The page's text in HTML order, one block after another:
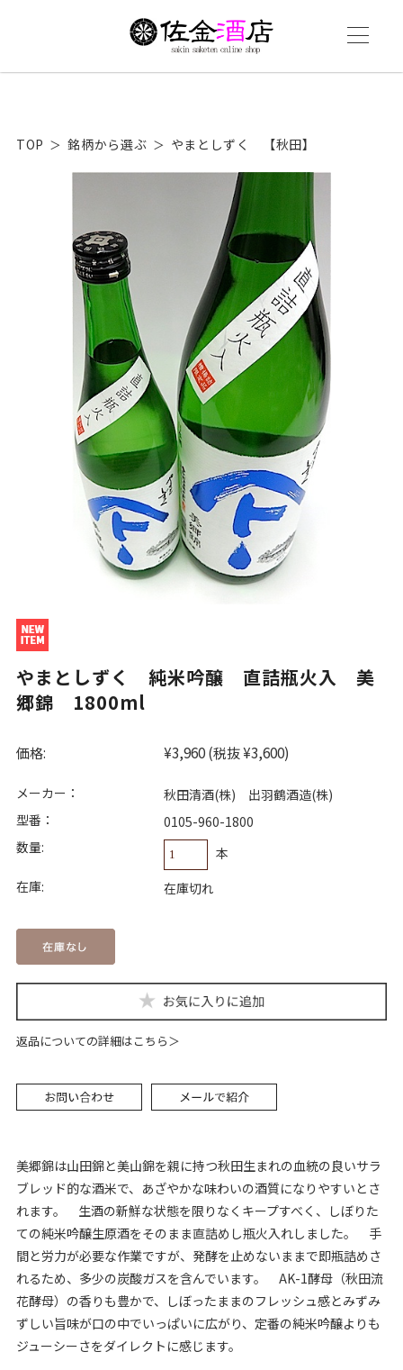
TOP 銘柄から選ぶ やまとしずく 【秋田】
やまとしずく 純米吟醸 直詰瓶火入 美
郷錦 1800ml
価格: ¥3,960(税抜 ¥3,600)
メーカー：
秋田清酒(株) 出羽鶴酒造(株)
型番：
0105-960-1800
数量:
本
在庫:
在庫切れ
返品についての詳細はこちら
美郷錦は山田錦と美山錦を親に持つ秋田生まれの血統の良いサラ
ブレッド的な酒米で、あざやかな味わいの酒質になりやすいとさ
れます。 生酒の新鮮な状態を限りなくキープすべく、しぼりた
ての純米吟醸生原酒をそのまま直詰めし瓶火入れしました。 手
間と労力が必要な作業ですが、発酵を止めないままで即瓶詰めさ
れるため、多少の炭酸ガスを含んでいます。 AK-1酵母（秋田流
花酵母）の香りも豊かで、しぼったままのフレッシュ感とみずみ
ずしい旨味が口の中でいっぱいに広がり、定番の純米吟醸よりも
ジューシーさをダイレクトに感じます。